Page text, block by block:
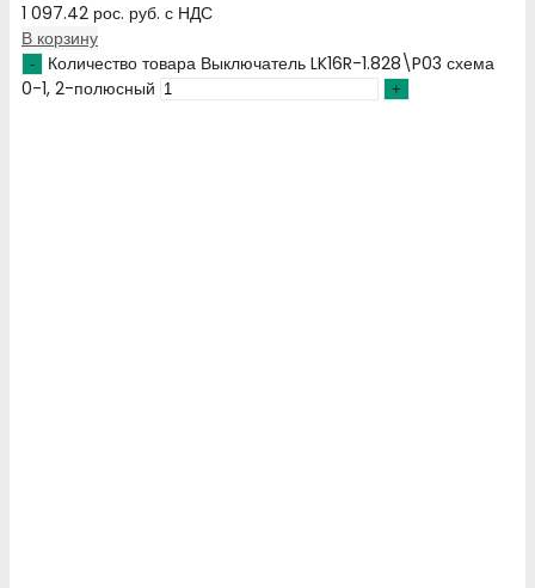
1 097.42 рос. руб. с НДС
В корзину
Количество товара Выключатель LK16R-1.828\P03 схема
0-1, 2-полюсный